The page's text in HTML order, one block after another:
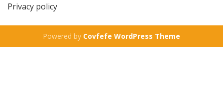
Privacy policy
Powered by Covfefe WordPress Theme